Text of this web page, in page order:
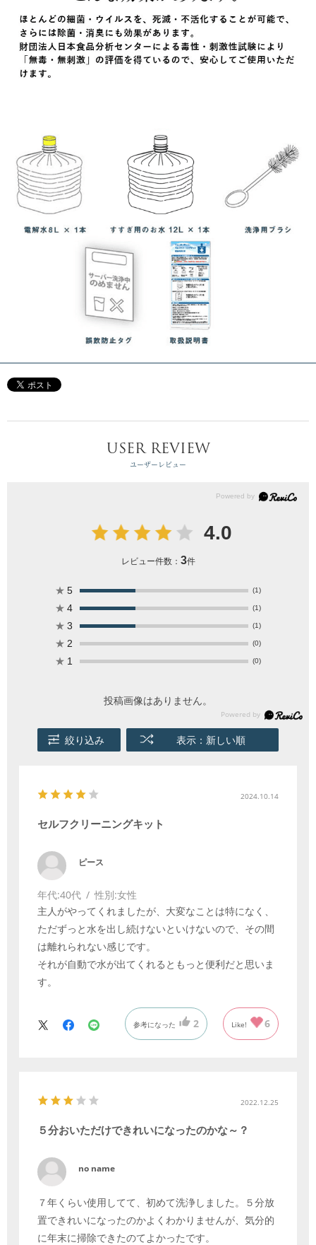
USER REVIEW
ユーザーレビュー
4.0
レビュー件数： 3件
★ 5 (1)
★ 4 (1)
★ 3 (1)
★ 2 (0)
★ 1 (0)
投稿画像はありません。
絞り込み 表示：新しい順
2024.10.14
セルフクリーニングキット
ピース
年代:40代 性別:女性
主人がやってくれましたが、大変なことは特になく、
ただずっと水を出し続けないといけないので、その間
は離れられない感じです。
それが自動で水が出てくれるともっと便利だと思いま
す。
参考になった 2 Like! 6
2022.12.25
５分おいただけできれいになったのかな～？
no name
７年くらい使用してて、初めて洗浄しました。５分放
置できれいになったのかよくわかりませんが、気分的
に年末に掃除できたのてよかったです。